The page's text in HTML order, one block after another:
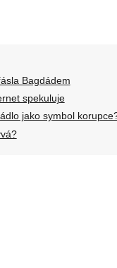
Bagdádem
spekuluje
jako symbol